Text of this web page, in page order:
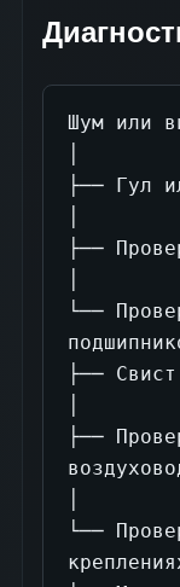
Шум или
├── Гул
├──
└──
├──
├──
└──